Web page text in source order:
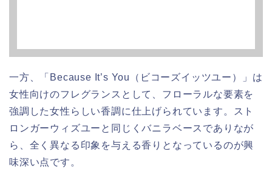
一方、「Because It’s You（ビコーズイッツユー）」は
女性向けのフレグランスとして、フローラルな要素を
強調した女性らしい香調に仕上げられています。スト
ロンガーウィズユーと同じくバニラベースでありなが
ら、全く異なる印象を与える香りとなっているのが興
味深い点です。